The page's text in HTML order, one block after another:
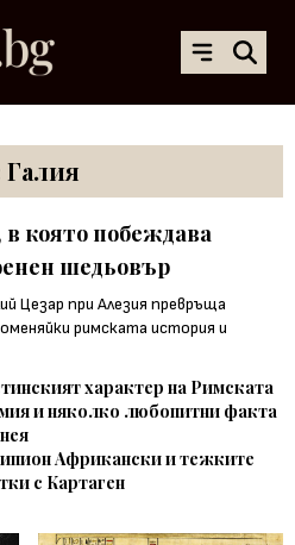
Галия
която побеждава
шедьовър
характер на Римската
и няколко любопитни факта
Африкански и тежките
с Картаген